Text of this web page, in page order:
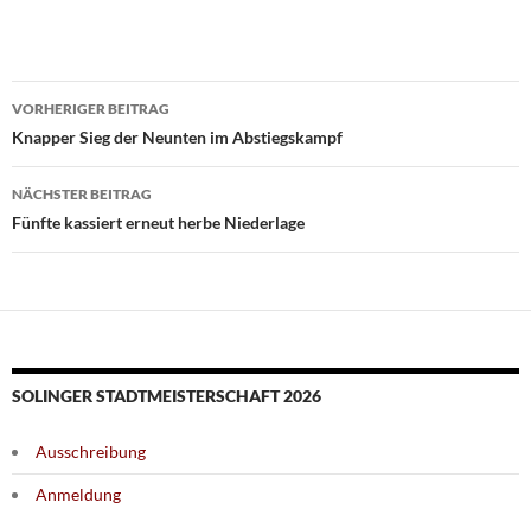
Beitragsnavigation
VORHERIGER BEITRAG
Knapper Sieg der Neunten im Abstiegskampf
NÄCHSTER BEITRAG
Fünfte kassiert erneut herbe Niederlage
SOLINGER STADTMEISTERSCHAFT 2026
Ausschreibung
Anmeldung